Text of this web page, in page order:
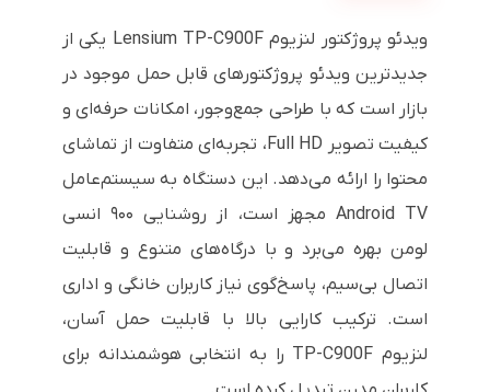
ویدئو پروژکتور لنزیوم Lensium TP-C900F یکی از
جدیدترین ویدئو پروژکتورهای قابل حمل موجود در
بازار است که با طراحی جمع‌وجور، امکانات حرفه‌ای و
کیفیت تصویر Full HD، تجربه‌ای متفاوت از تماشای
محتوا را ارائه می‌دهد. این دستگاه به سیستم‌عامل
Android TV مجهز است، از روشنایی ۹۰۰ انسی
لومن بهره می‌برد و با درگاه‌های متنوع و قابلیت
اتصال بی‌سیم، پاسخ‌گوی نیاز کاربران خانگی و اداری
است. ترکیب کارایی بالا با قابلیت حمل آسان،
لنزیوم TP-C900F را به انتخابی هوشمندانه برای